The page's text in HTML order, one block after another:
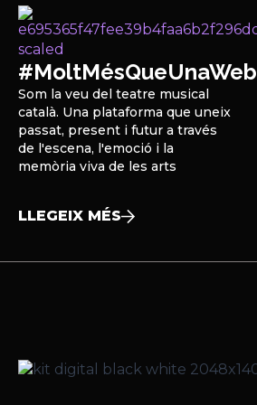
#MoltMésQueUnaWeb
Som la veu del teatre musical
català. Una plataforma que uneix
passat, present i futur a través
de l'escena, l'emoció i la
memòria viva de les arts
LLEGEIX MÉS